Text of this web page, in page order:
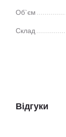
Об`єм
Склад
Відгуки